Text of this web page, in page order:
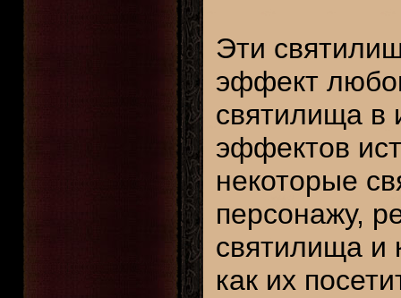
Эти
эффект
святилища в
эффектов
некоторые
персонажу,
святилища и
как их